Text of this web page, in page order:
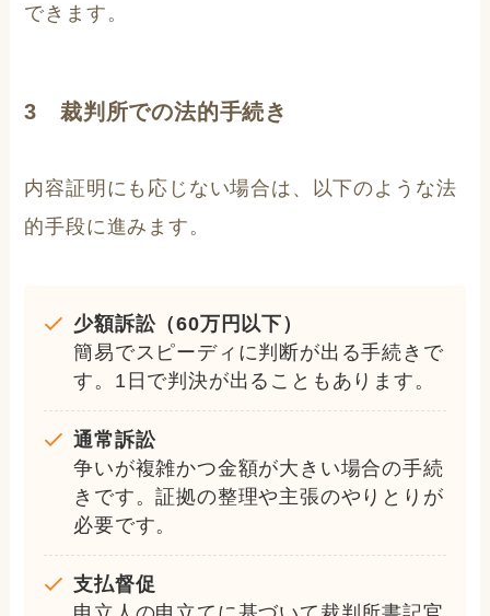
できます。
3 裁判所での法的手続き
内容証明にも応じない場合は、以下のような法
的手段に進みます。
少額訴訟（60万円以下）
簡易でスピーディに判断が出る手続きで
す。1日で判決が出ることもあります。
通常訴訟
争いが複雑かつ金額が大きい場合の手続
きです。証拠の整理や主張のやりとりが
必要です。
支払督促